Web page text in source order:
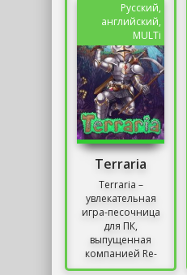
Русский,
английский,
MULTi
Terraria
Terraria –
увлекательная
игра-песочница
для ПК,
выпущенная
компанией Re-
Logic. Игрушка с